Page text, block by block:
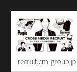
recruit.cm-group.jp